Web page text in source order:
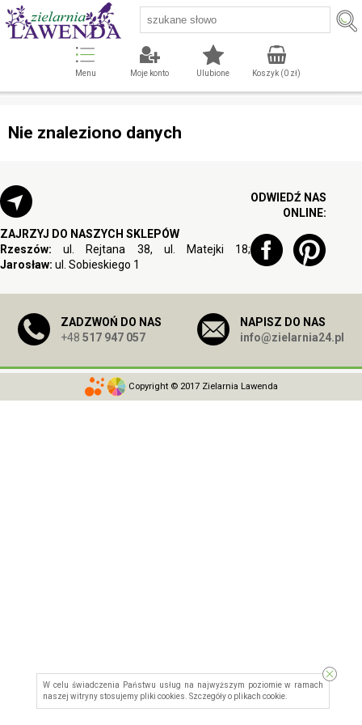
Menu Moje konto Ulubione Koszyk (0zł)
Nie znaleziono danych
ZAJRZYJ DO NASZYCH SKLEPÓW
Rzeszów: ul. Rejtana 38, ul. Matejki 18;
Jarosław: ul. Sobieskiego 1
ODWIEDŹ NAS
ONLINE:
ZADZWOŃ DO NAS
+48 517 947 057
NAPISZ DO NAS
info@zielarnia24.pl
Copyright © 2017 Zielarnia Lawenda
W celu świadczenia Państwu usług na najwyższym poziomie w ramach
naszej witryny stosujemy pliki cookies. Szczegóły o plikach cookie.